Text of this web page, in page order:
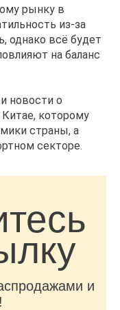
рынку в
из-за
однако всё будет
на баланс
новости о
которому
страны, а
секторе.
и